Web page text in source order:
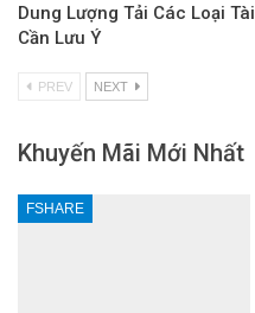
Dung Lượng Tải Các Loại
Cần Lưu Ý
PREV NEXT
Khuyến Mãi Mới Nhất
FSHARE